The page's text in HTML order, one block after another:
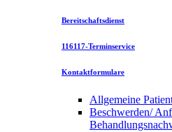
Bereitschaftsdienst
116117-Terminservice
Kontaktformulare
Allgemeine
Beschwerden/